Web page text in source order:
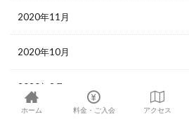
2020年11月
2020年10月
2020年9月
ホーム 料金・ご入会 アクセス